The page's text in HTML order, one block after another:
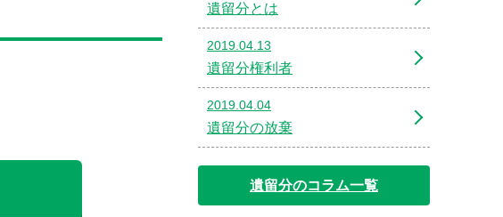
遺留分とは
2019.04.13
遺留分権利者
2019.04.04
遺留分の放棄
遺留分のコラム一覧